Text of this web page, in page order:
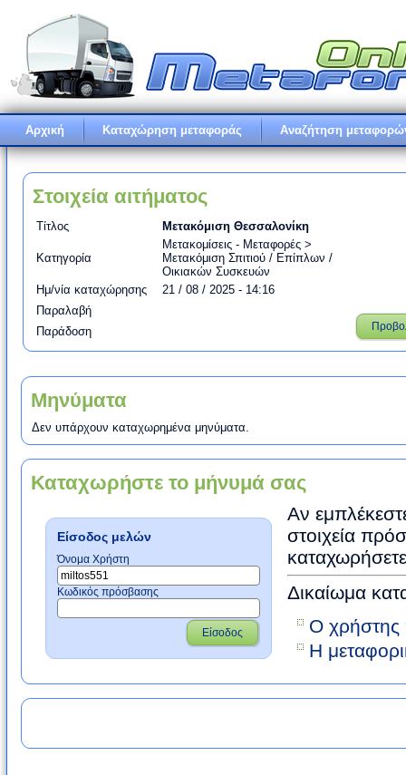
Αρχική Καταχώρηση μεταφοράς Αναζήτηση
Στοιχεία αιτήματος
Τίτλος Μετακόμιση Θεσσαλονίκη
Κατηγορία
Μετακομίσεις - Μεταφορές >
Μετακόμιση Σπιτιού / Επίπλων /
Οικιακών Συσκευών
Ημ/νία καταχώρησης
21 / 08 / 2025 - 14:16
Παραλαβή
Παράδοση
Μηνύματα
Δεν υπάρχουν καταχωρημένα μηνύματα.
Καταχωρήστε το μήνυμά σας
Είσοδος μελών
Όνομα Χρήστη
Κωδικός πρόσβασης
Είσοδος
Αν
στοιχεία
Δικαίωμα
Ο χρήστης
Η